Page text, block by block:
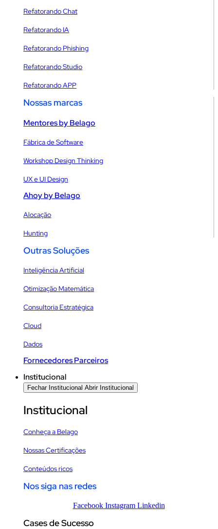
Refatorando Chat
Refatorando IA
Refatorando Phishing
Refatorando Studio
Refatorando APP
Nossas marcas
Mentores by Belago
Fábrica de Software
Workshop Design Thinking
UX e UI Design
Ahoy by Belago
Alocação
Hunting
Outras Soluções
Inteligência Artificial
Otimização Matemática
Consultoria Estratégica
Cloud
Dados
Fornecedores Parceiros
Institucional
Fechar Institucional Abrir Institucional
Institucional
Conheça a Belago
Nossas Certificações
Conteúdos ricos
Nos siga nas redes
Facebook Instagram Linkedin
Cases de Sucesso